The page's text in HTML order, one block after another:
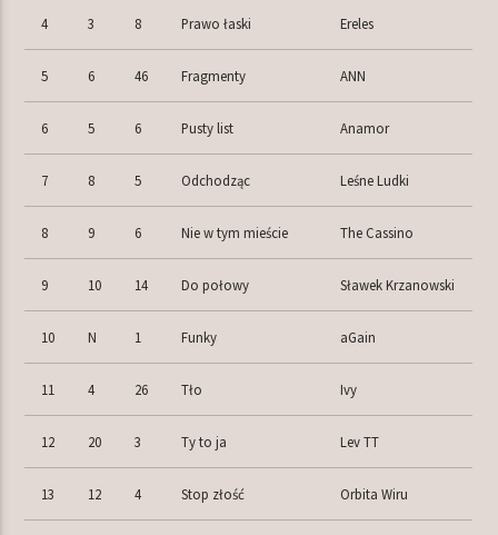
4 3 8 Prawo łaski Ereles
5 6 46 Fragmenty ANN
6 5 6 Pusty list Anamor
7 8 5 Odchodząc Leśne Ludki
8 9 6 Nie w tym mieście The Cassino
9 10 14 Do połowy Sławek Krzanowski
10 N 1 Funky aGain
11 4 26 Tło Ivy
12 20 3 Ty to ja Lev TT
13 12 4 Stop złość Orbita Wiru